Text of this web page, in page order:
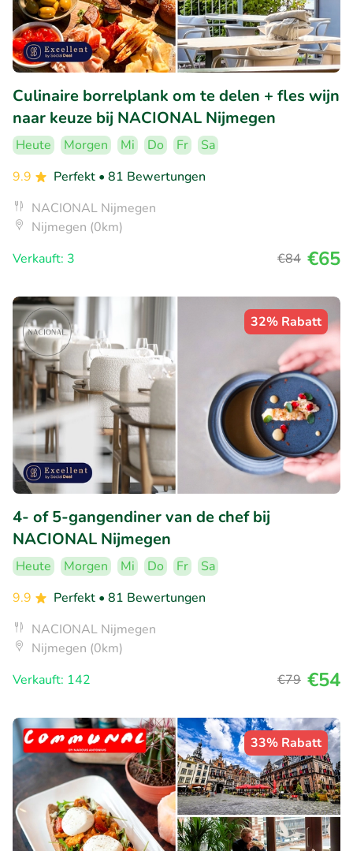
Culinaire borrelplank om te delen + fles wijn
naar keuze bij NACIONAL Nijmegen
Heute Morgen Mi Do Fr
Sa
9.9
Perfekt • 81 Bewertungen
NACIONAL Nijmegen
Nijmegen (0km)
Verkauft: 3
€84 €65
32% Rabatt
4- of 5-gangendiner van de chef bij
NACIONAL Nijmegen
Heute Morgen Mi Do Fr
Sa
9.9
Perfekt • 81 Bewertungen
NACIONAL Nijmegen
Nijmegen (0km)
Verkauft: 142
€79 €54
33% Rabatt